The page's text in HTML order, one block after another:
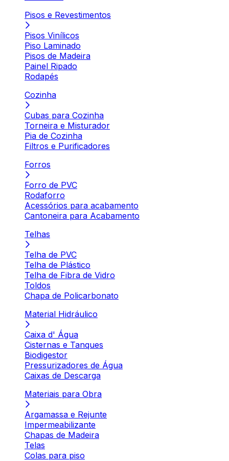
Pisos e Revestimentos
Pisos Vinílicos
Piso Laminado
Pisos de Madeira
Painel Ripado
Rodapés
Cozinha
Cubas para Cozinha
Torneira e Misturador
Pia de Cozinha
Filtros e Purificadores
Forros
Forro de PVC
Rodaforro
Acessórios para acabamento
Cantoneira para Acabamento
Telhas
Telha de PVC
Telha de Plástico
Telha de Fibra de Vidro
Toldos
Chapa de Policarbonato
Material Hidráulico
Caixa d' Água
Cisternas e Tanques
Biodigestor
Pressurizadores de Água
Caixas de Descarga
Materiais para Obra
Argamassa e Rejunte
Impermeabilizante
Chapas de Madeira
Telas
Colas para piso